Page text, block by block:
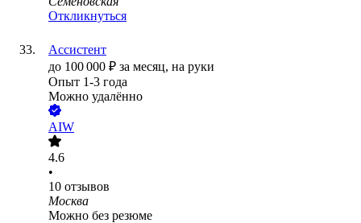
Откликнуться
Ассистент
до 100 000 ₽ за месяц, на руки
Опыт 1-3 года
Можно удалённо
AIW
4.6
•
10 отзывов
Москва
Можно без резюме